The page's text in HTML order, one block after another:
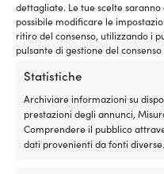
dettagliate. Le tue scelte
possibile modificare le
ritiro del consenso, utilizzando i
pulsante di gestione del
Statistiche
Archiviare informazioni su
prestazioni degli annunci,
Comprendere il pubblico
dati provenienti da fonti diverse.
89,99 €.